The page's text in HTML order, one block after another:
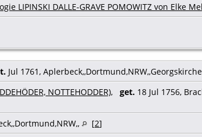
LIPINSKI DALLE-GRAVE POMOWITZ von Elke
Jul 1761, Aplerbeck,,Dortmund,NRW,,Georgskirche
NOTTEHODDER), get. 18 Jul 1756,
[2]